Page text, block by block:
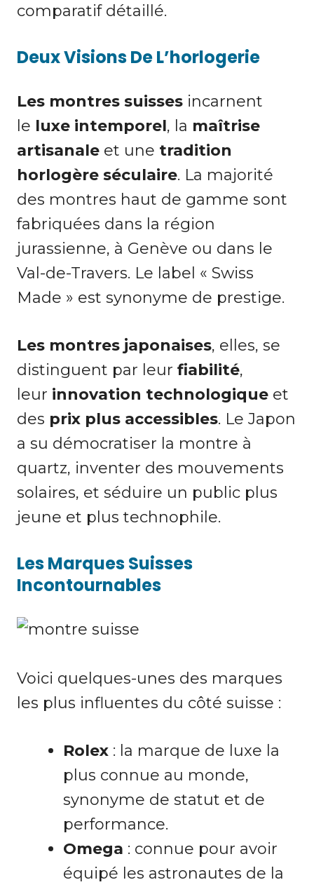
comparatif détaillé.
Deux Visions De L’horlogerie
Les montres suisses incarnent
le luxe intemporel, la maîtrise
artisanale et une tradition
horlogère séculaire. La majorité
des montres haut de gamme sont
fabriquées dans la région
jurassienne, à Genève ou dans le
Val-de-Travers. Le label « Swiss
Made » est synonyme de prestige.
Les montres japonaises, elles, se
distinguent par leur fiabilité,
leur innovation technologique et
des prix plus accessibles. Le Japon
a su démocratiser la montre à
quartz, inventer des mouvements
solaires, et séduire un public plus
jeune et plus technophile.
Les Marques Suisses
Incontournables
Voici quelques-unes des marques
les plus influentes du côté suisse :
Rolex : la marque de luxe la
plus connue au monde,
synonyme de statut et de
performance.
Omega : connue pour avoir
équipé les astronautes de la